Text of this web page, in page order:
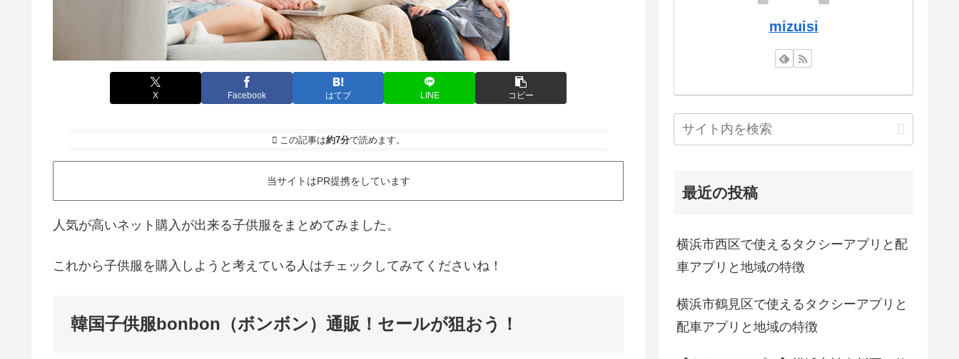
X Facebook はてブ LINE コピー
この記事は約7分で読めます。
当サイトはPR提携をしています
人気が高いネット購入が出来る子供服をまとめてみました。
これから子供服を購入しようと考えている人はチェックしてみてくださいね！
韓国子供服bonbon（ボンボン）通販！セールが狙おう！
mizuisi
最近の投稿
横浜市西区で使えるタクシーアプリと配
車アプリと地域の特徴
横浜市鶴見区で使えるタクシーアプリと
配車アプリと地域の特徴